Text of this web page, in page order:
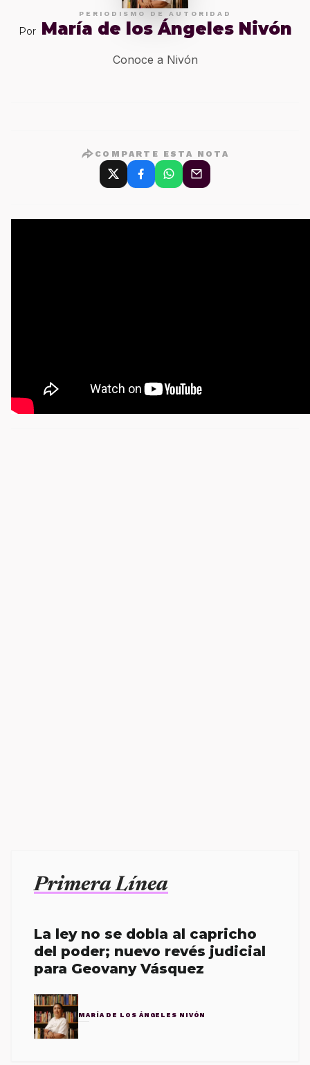
PERIODISMO DE AUTORIDAD
Por María de los Ángeles Nivón
Conoce a Nivón
COMPARTE ESTA NOTA
Primera Línea
La ley no se dobla al capricho
del poder; nuevo revés judicial
para Geovany Vásquez
MARÍA DE LOS ÁNGELES NIVÓN